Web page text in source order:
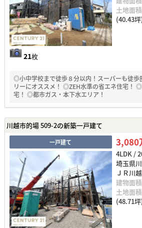
21枚
土地面積
(40.43
◎小中学校まで徒歩８分以内！スーパーも徒歩
リーにオススメ！ ◎ZEH水準の省エネ住宅！
宅！ ◎都市ガス・本下水エリア！
川越市的場 509-2の新築一戸建て
一戸建て 3,080
4LDK /
埼玉県
ＪＲ川
建物面積
土地面積
(48.71